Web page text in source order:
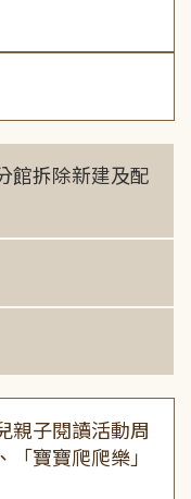
館拆除新建及配
親子閱讀活動周
寶寶爬爬樂」